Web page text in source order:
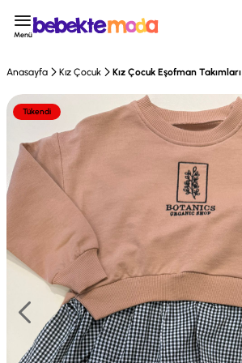
Menü
Anasayfa Kız Çocuk Kız Çocuk Eşofman Takımları
Tükendi